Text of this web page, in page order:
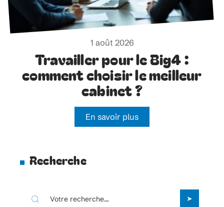
1 août 2026
Travailler pour le Big4 :
comment choisir le meilleur
cabinet ?
En savoir plus
Recherche